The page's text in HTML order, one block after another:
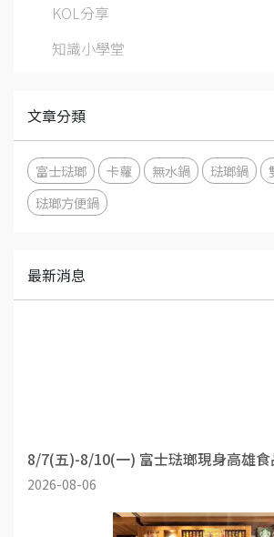
KOL分享
知識小學堂
文章分類
富士琺瑯 卡蘿 無水鍋 琺瑯鍋
琺瑯方便鍋
最新消息
8/7(五)-8/10(一) 富士琺瑯現身高雄食
2026-08-06